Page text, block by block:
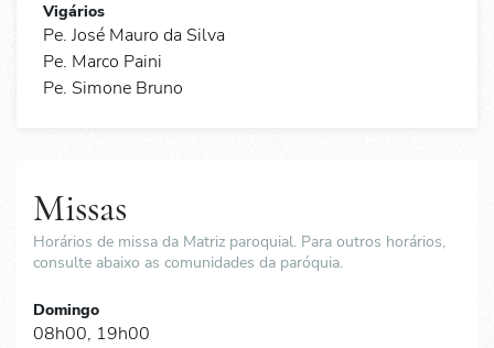
Vigários
Pe. José Mauro da Silva
Pe. Marco Paini
Pe. Simone Bruno
Missas
Horários de missa da Matriz paroquial. Para outros horários,
consulte abaixo as comunidades da paróquia.
Domingo
08h00, 19h00